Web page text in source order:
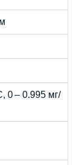
0 – 0.995 мг/